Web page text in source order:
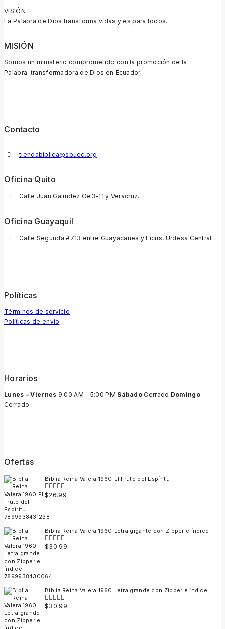
VISIÓN
La Palabra de Dios transforma vidas y es para todos.
MISIÓN
Somos un ministerio comprometido con la promoción de la
Palabra transformadora de Dios en Ecuador.
Contacto
tiendabiblica@sbuec.org
Oficina Quito
Calle Juan Galindez Oe3-11 y Veracruz.
Oficina Guayaquil
Calle Segunda #713 entre Guayacanes y Ficus, Urdesa Central
Políticas
Términos de servicio
Políticas de envío
Horarios
Lunes – Viernes 9:00 AM – 5:00 PM Sábado Cerrado Domingo
Cerrado
Ofertas
Biblia Reina Valera 1960 El Fruto del Espíritu
0
5
$26.99
Biblia Reina Valera 1960 Letra gigante con Zipper e índice
0
$30.99
Biblia Reina Valera 1960 Letra grande con Zipper e índice
0
$30.99